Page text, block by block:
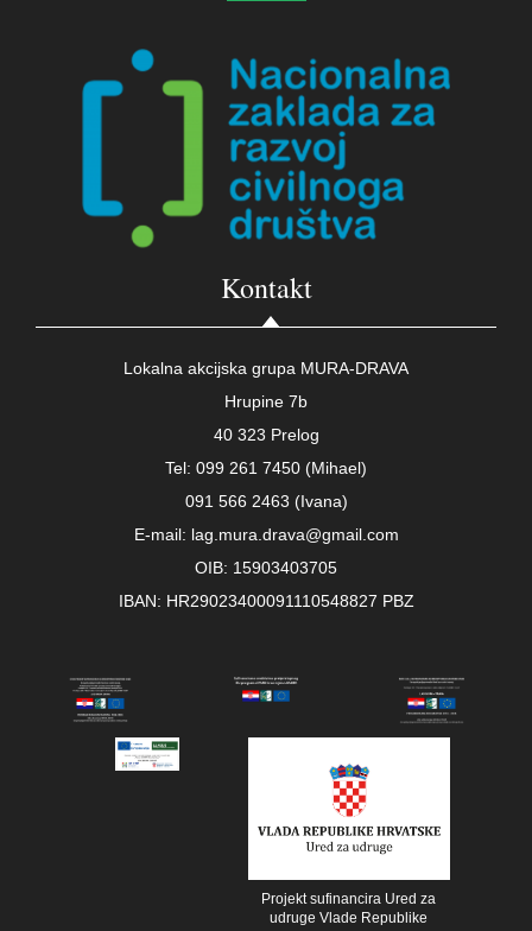
Kontakt
Lokalna akcijska grupa MURA-DRAVA
Hrupine 7b
40 323 Prelog
Tel: 099 261 7450 (Mihael)
091 566 2463 (Ivana)
E-mail: lag.mura.drava@gmail.com
OIB: 15903403705
IBAN: HR29023400091110548827 PBZ
Projekt sufinancira Ured za
udruge Vlade Republike